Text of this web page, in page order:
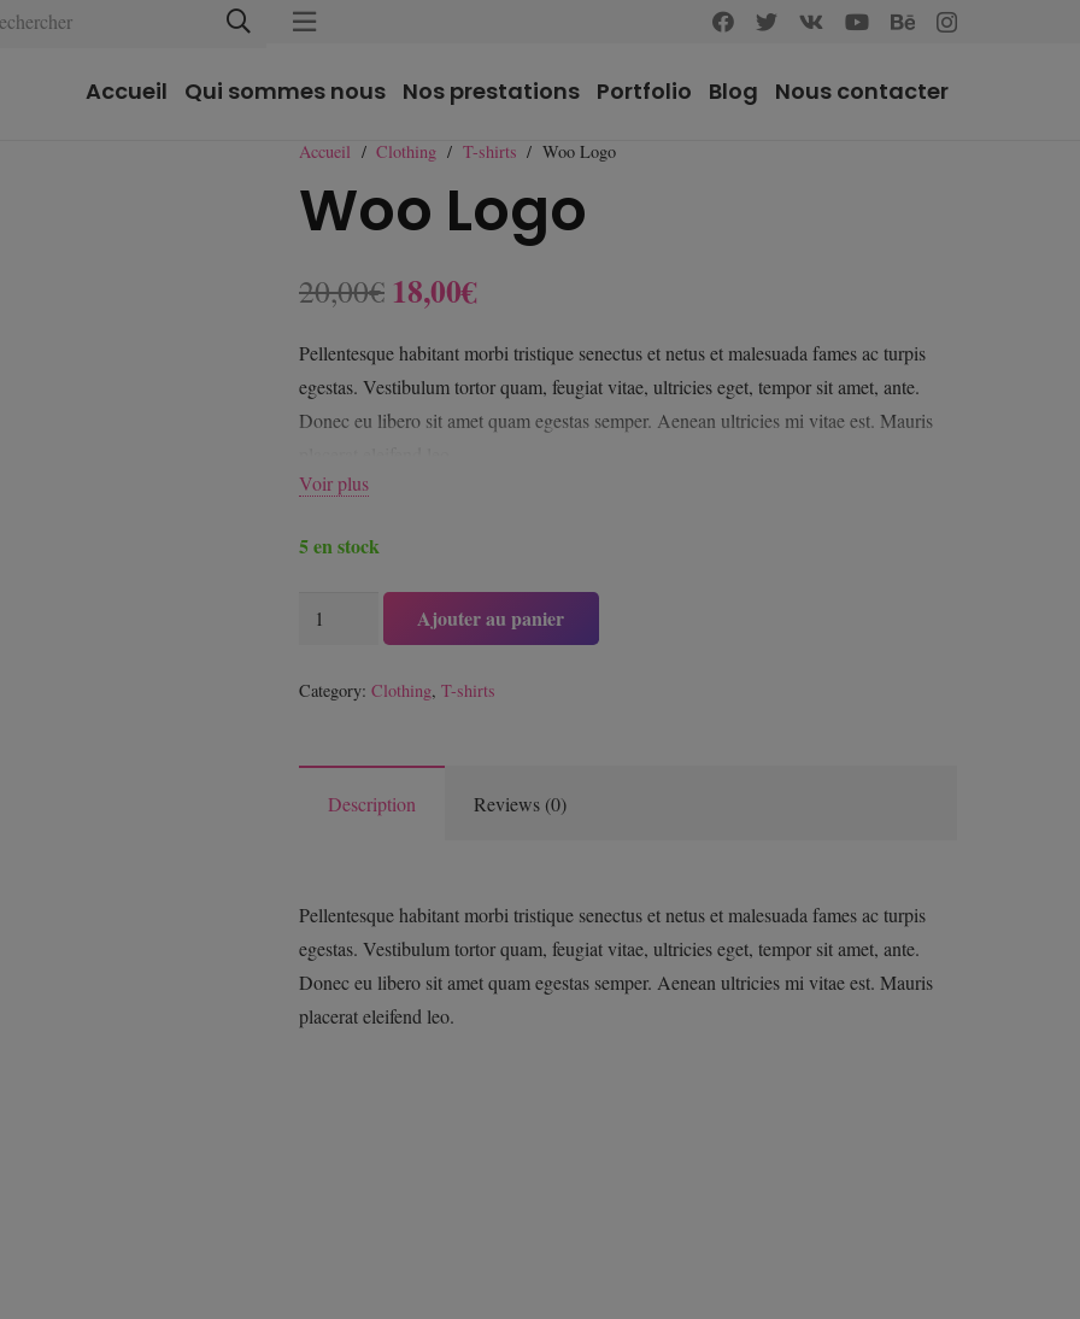
Accueil Qui sommes nous Nos prestations Portfolio Blog Nous contacter
Accueil / Clothing / T-shirts / Woo Logo
Woo Logo
20,00€ Le
prix
initial
était :
20,00€.
18,00€
actuel
est :
18,00€.
Pellentesque habitant morbi tristique senectus et netus et malesuada fames ac turpis
egestas. Vestibulum tortor quam, feugiat vitae, ultricies eget, tempor sit amet, ante.
Donec eu libero sit amet quam egestas semper. Aenean ultricies mi vitae est. Mauris
Voir plus
5 en stock
quantité
Logo
Ajouter au panier
Category: Clothing, T-shirts
Description Reviews (0)
Pellentesque habitant morbi tristique senectus et netus et malesuada fames ac turpis
egestas. Vestibulum tortor quam, feugiat vitae, ultricies eget, tempor sit amet, ante.
Donec eu libero sit amet quam egestas semper. Aenean ultricies mi vitae est. Mauris
placerat eleifend leo.